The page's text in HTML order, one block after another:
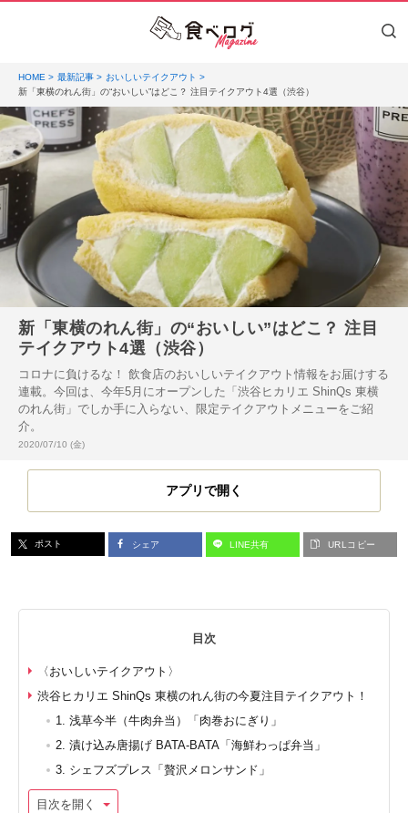
HOME 最新記事
おいしいテイクアウト
新「東横のれん街」の“おいしい”はどこ？ 注目テイクアウト4選（渋谷）
新「東横のれん街」の“おいしい”はどこ？ 注目
テイクアウト4選（渋谷）
コロナに負けるな！ 飲食店のおいしいテイクアウト情報をお届けする
連載。今回は、今年5月にオープンした「渋谷ヒカリエ ShinQs 東横
のれん街」でしか手に入らない、限定テイクアウトメニューをご紹
介。
投稿日:
2020/07/10 (金)
アプリで開く
ポスト シェア LINE共有 URLコピー
目次
〈おいしいテイクアウト〉
渋谷ヒカリエ ShinQs 東横のれん街の今夏注目テイクアウト！
1. 浅草今半（牛肉弁当）「肉巻おにぎり」
2. 漬け込み唐揚げ BATA-BATA「海鮮わっぱ弁当」
3. シェフズプレス「贅沢メロンサンド」
目次を開く